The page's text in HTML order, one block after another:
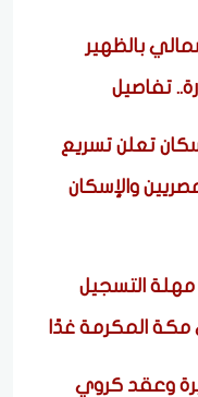
بالظهير
تفاصيل
تعلن تسريع
والإسكان
مهلة التسجيل
400 مليون ليرة وعقد كروي